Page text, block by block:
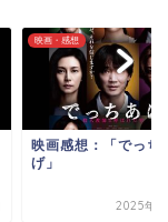
映画・感想
映画感想：「でっち
げ」
2025年7